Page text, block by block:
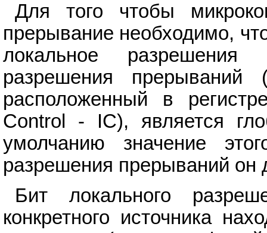
Для того чтобы
прерывание необходимо,
локальное разрешения
разрешения
расположенный в
Control - IC), является
умолчанию значение
разрешения прерываний он
Бит локального
конкретного источника